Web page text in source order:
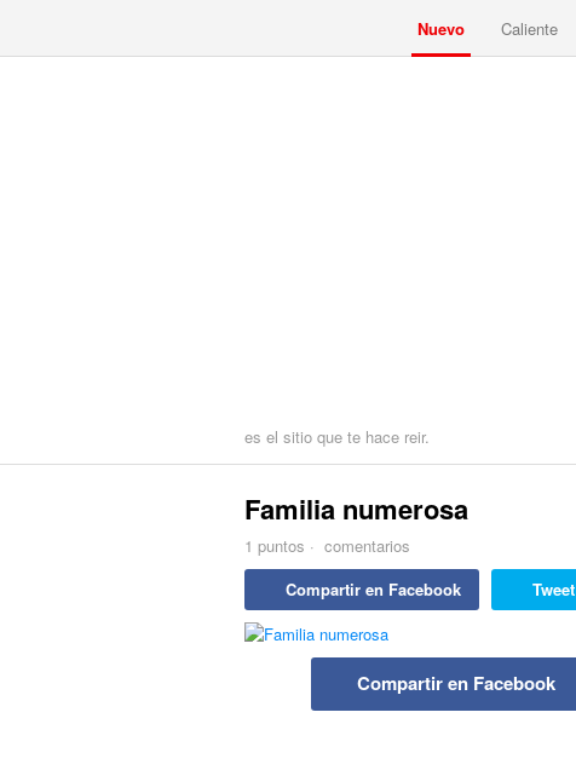
Nuevo Caliente
es el sitio que te hace reir.
Familia numerosa
1 puntos · comentarios
Compartir en Facebook
Tweet
Compartir en Facebook